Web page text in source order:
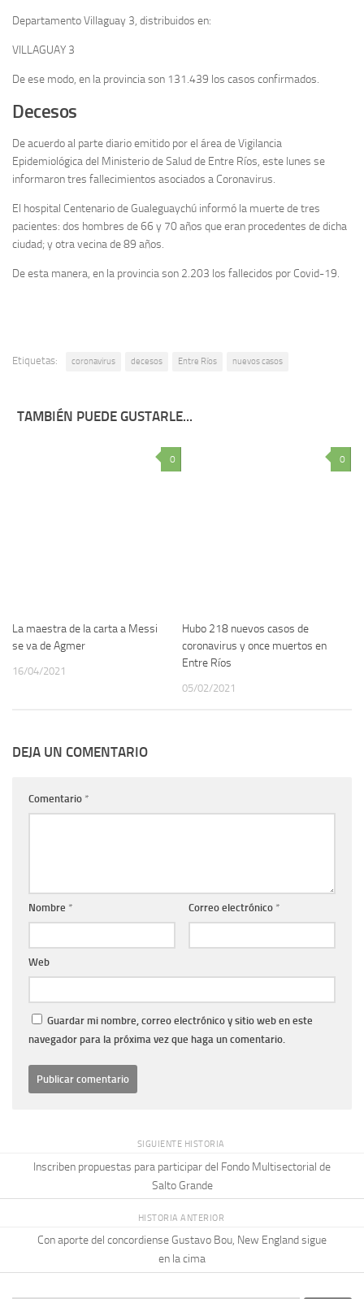
Departamento Villaguay 3, distribuidos en:
VILLAGUAY 3
De ese modo, en la provincia son 131.439 los casos confirmados.
Decesos
De acuerdo al parte diario emitido por el área de Vigilancia
Epidemiológica del Ministerio de Salud de Entre Ríos, este lunes se
informaron tres fallecimientos asociados a Coronavirus.
El hospital Centenario de Gualeguaychú informó la muerte de tres
pacientes: dos hombres de 66 y 70 años que eran procedentes de dicha
ciudad; y otra vecina de 89 años.
De esta manera, en la provincia son 2.203 los fallecidos por Covid-19.
Etiquetas: coronavirus decesos Entre Ríos nuevos casos
TAMBIÉN PUEDE GUSTARLE...
0
La maestra de la carta a Messi
se va de Agmer
16/04/2021
0
Hubo 218 nuevos casos de
coronavirus y once muertos en
Entre Ríos
05/02/2021
DEJA UN COMENTARIO
Comentario *
Nombre * Correo electrónico *
Web
Guardar mi nombre, correo electrónico y sitio web en este
navegador para la próxima vez que haga un comentario.
SIGUIENTE HISTORIA
Inscriben propuestas para participar del Fondo Multisectorial de
Salto Grande
HISTORIA ANTERIOR
Con aporte del concordiense Gustavo Bou, New England sigue
en la cima